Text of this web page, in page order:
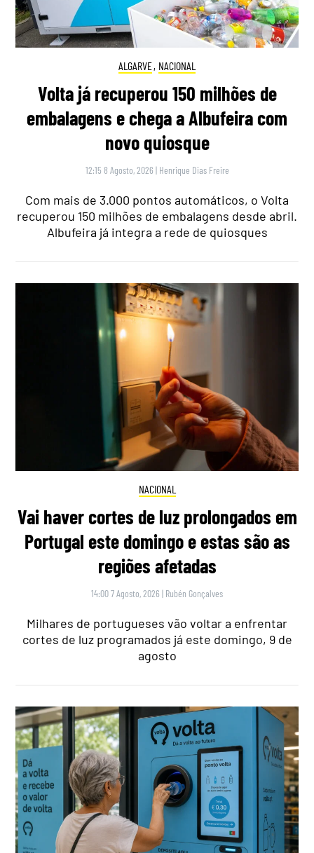
ALGARVE, NACIONAL
Volta já recuperou 150 milhões de
embalagens e chega a Albufeira com
novo quiosque
12:15 8 Agosto, 2026 | Henrique Dias Freire
Com mais de 3.000 pontos automáticos, o Volta
recuperou 150 milhões de embalagens desde abril.
Albufeira já integra a rede de quiosques
NACIONAL
Vai haver cortes de luz prolongados em
Portugal este domingo e estas são as
regiões afetadas
14:00 7 Agosto, 2026 | Rubén Gonçalves
Milhares de portugueses vão voltar a enfrentar
cortes de luz programados já este domingo, 9 de
agosto